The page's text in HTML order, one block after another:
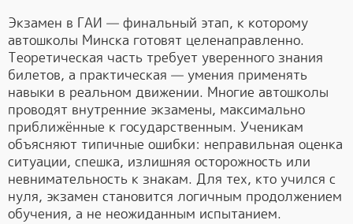
Экзамен в ГАИ — финальный этап, к которому
автошколы Минска готовят целенаправленно.
Теоретическая часть требует уверенного знания
билетов, а практическая — умения применять
навыки в реальном движении. Многие автошколы
проводят внутренние экзамены, максимально
приближённые к государственным. Ученикам
объясняют типичные ошибки: неправильная оценка
ситуации, спешка, излишняя осторожность или
невнимательность к знакам. Для тех, кто учился с
нуля, экзамен становится логичным продолжением
обучения, а не неожиданным испытанием.